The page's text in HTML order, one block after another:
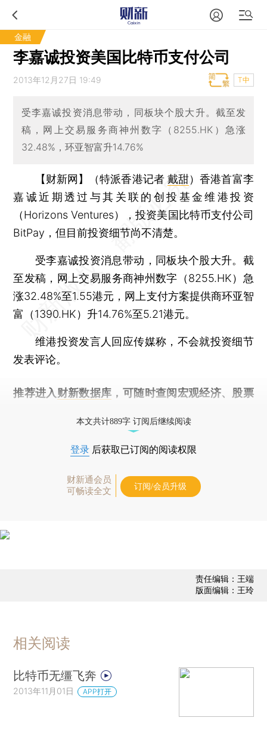
金融
李嘉诚投资美国比特币支付公司
2013年12月27日 19:49 T中
受李嘉诚投资消息带动，同板块个股大升。截至发
稿，网上交易服务商神州数字（8255.HK）急涨
32.48%，环亚智富升14.76%
【财新网】（特派香港记者 戴甜）香港首富李
嘉诚近期透过与其关联的创投基金维港投资
（Horizons Ventures），投资美国比特币支付公司
BitPay，但目前投资细节尚不清楚。
受李嘉诚投资消息带动，同板块个股大升。截
至发稿，网上交易服务商神州数字（8255.HK）急
涨32.48%至1.55港元，网上支付方案提供商环亚智
富（1390.HK）升14.76%至5.21港元。
维港投资发言人回应传媒称，不会就投资细节
发表评论。
推荐进入 财新数据库 ，可随时查阅宏观经济、股票
本文共计889字 订阅后继续阅读
登录 后获取已订阅的阅读权限
财新通会员
可畅读全文
订阅/会员升级
责任编辑：王端
版面编辑：王玲
相关阅读
比特币无缰飞奔
2013年11月01日 APP打开